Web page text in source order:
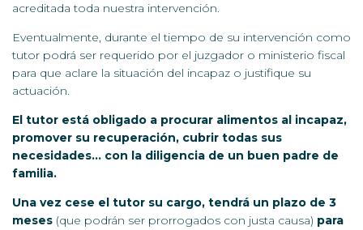
acreditada toda nuestra intervención.
Eventualmente, durante el tiempo de su intervención como
tutor podrá ser requerido por el juzgador o ministerio fiscal
para que aclare la situación del incapaz o justifique su
actuación.
El tutor está obligado a procurar alimentos al incapaz,
promover su recuperación, cubrir todas sus
necesidades… con la diligencia de un buen padre de
familia.
Una vez cese el tutor su cargo, tendrá un plazo de 3
meses (que podrán ser prorrogados con justa causa) para